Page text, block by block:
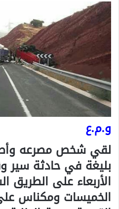
و.م.ع
لقي شخص مصرعه
بليغة في حادثة سير
الأربعاء على الطريق
الخميسات ومكناس